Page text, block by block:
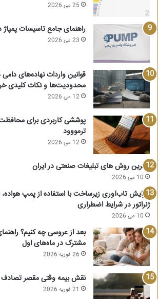
25 می 2026
راهنمای جامع تاسیسات
23 می 2026
قوانین واردات نهاده‌های
محدودیت‌ها و نکات کلیدی
12 می 2026
پوششی کاربردی برای
ترمووود
12 می 2026
بهترین روش های تبلیغات صنعتی در ایران
10 می 2026
افزایش تاب‌آوری زیرساخت‌ با استفاده از پمپ هواده،
ژنراتور در شرایط اضطراری
10 می 2026
بعد از عروسی چه کنیم؟
مشترک در ماه‌های اول
26 فوریه 2026
نقش بیمه وقتی مقصر
21 فوریه 2026